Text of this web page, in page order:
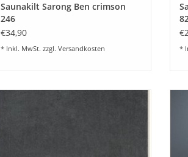
Saunakilt Sarong Ben crimson
246
€34,90
* Inkl. MwSt. zzgl. Versandkosten *